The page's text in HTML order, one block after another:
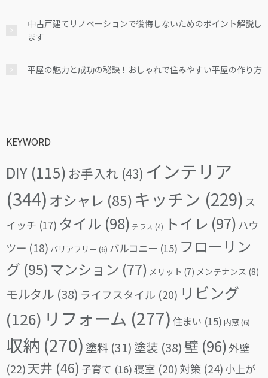
中古戸建てリノベーションで後悔しないためのポイント解説し
ます
平屋の魅力と成功の秘訣！おしゃれで住みやすい平屋の作り方
KEYWORD
DIY (115) お手入れ (43) インテリア
(344) オシャレ (85) キッチン (229) ス
イッチ (17) タイル (98) テラス (4) トイレ (97) ハウ
ツー (18) バリアフリー (6) バルコニー (15) フローリン
グ (95)マンション (77) メリット (7) メンテナンス (8)
モルタル (38) ライフスタイル (20) リビング
(126) リフォーム (277) 住まい (15) 内窓(6)
収納 (270) 塗料 (31) 塗装 (38) 壁 (96)外壁
(22)天井 (46) 子育て (16)寝室 (20) 対策 (24)小上が